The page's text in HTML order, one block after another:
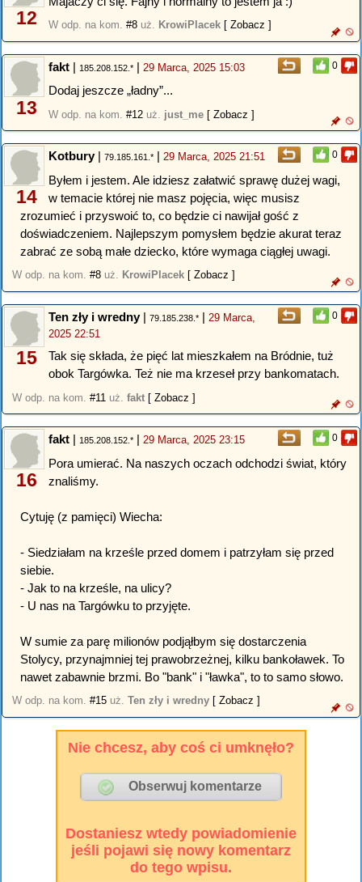
12 W odp. na kom. #8 uż. KrowiPlacek [ Zobacz ]
0
13
fakt | 185.208.152.* | 29 Marca, 2025 15:03
Dodaj jeszcze „ładny”...
W odp. na kom. #12 uż. just_me [ Zobacz ]
0
14
Kotbury| 79.185.161.* | 29 Marca, 2025 21:51
Byłem i jestem. Ale idziesz załatwić sprawę dużej wagi,
w temacie której nie masz pojęcia, więc musisz
zrozumieć i przyswoić to, co będzie ci nawijał gość z
doświadczeniem. Najlepszym pomysłem będzie akurat teraz
zabrać ze sobą małe dziecko, które wymaga ciągłej uwagi.
W odp. na kom. #8 uż. KrowiPlacek [ Zobacz ]
0
15
Ten zły i wredny| 79.185.238.* | 29 Marca,
2025 22:51
Tak się składa, że pięć lat mieszkałem na Bródnie, tuż
obok Targówka. Też nie ma krzeseł przy bankomatach.
W odp. na kom. #11 uż. fakt [ Zobacz ]
0
16
fakt | 185.208.152.* | 29 Marca, 2025 23:15
Pora umierać. Na naszych oczach odchodzi świat, który
znaliśmy.
Cytuję (z pamięci) Wiecha:
- Siedziałam na krześle przed domem i patrzyłam się przed
siebie.
- Jak to na krześle, na ulicy?
- U nas na Targówku to przyjęte.
W sumie za parę milionów podjąłbym się dostarczenia
Stolycy, przynajmniej tej prawobrzeżnej, kilku bankoławek. To
nawet zabawnie brzmi. Bo "bank" i "ławka", to to samo słowo.
W odp. na kom. #15 uż. Ten zły i wredny [ Zobacz ]
Nie chcesz, aby coś ci umknęło?
Dostaniesz wtedy powiadomienie
jeśli pojawi się nowy komentarz
do tego wpisu.